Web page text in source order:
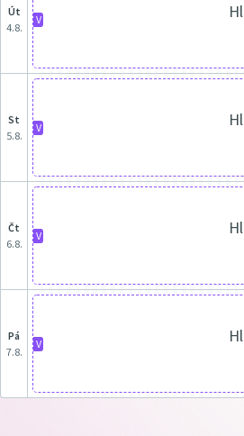
út
4.8.
V
st
5.8.
V
čt
6.8.
V
pá
7.8.
V